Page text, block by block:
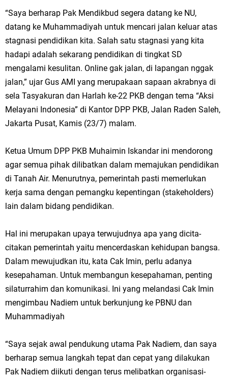
“Saya berharap Pak Mendikbud segera datang ke NU,
datang ke Muhammadiyah untuk mencari jalan keluar atas
stagnasi pendidikan kita. Salah satu stagnasi yang kita
hadapi adalah sekarang pendidikan di tingkat SD
mengalami kesulitan. Online gak jalan, di lapangan nggak
jalan,” ujar Gus AMI yang merupakaan sapaan akrabnya di
sela Tasyakuran dan Harlah ke-22 PKB dengan tema “Aksi
Melayani Indonesia” di Kantor DPP PKB, Jalan Raden Saleh,
Jakarta Pusat, Kamis (23/7) malam.
Ketua Umum DPP PKB Muhaimin Iskandar ini mendorong
agar semua pihak dilibatkan dalam memajukan pendidikan
di Tanah Air. Menurutnya, pemerintah pasti memerlukan
kerja sama dengan pemangku kepentingan (stakeholders)
lain dalam bidang pendidikan.
Hal ini merupakan upaya terwujudnya apa yang dicita-
citakan pemerintah yaitu mencerdaskan kehidupan bangsa.
Dalam mewujudkan itu, kata Cak Imin, perlu adanya
kesepahaman. Untuk membangun kesepahaman, penting
silaturrahim dan komunikasi. Ini yang melandasi Cak Imin
mengimbau Nadiem untuk berkunjung ke PBNU dan
Muhammadiyah
“Saya sejak awal pendukung utama Pak Nadiem, dan saya
berharap semua langkah tepat dan cepat yang dilakukan
Pak Nadiem diikuti dengan terus melibatkan organisasi-